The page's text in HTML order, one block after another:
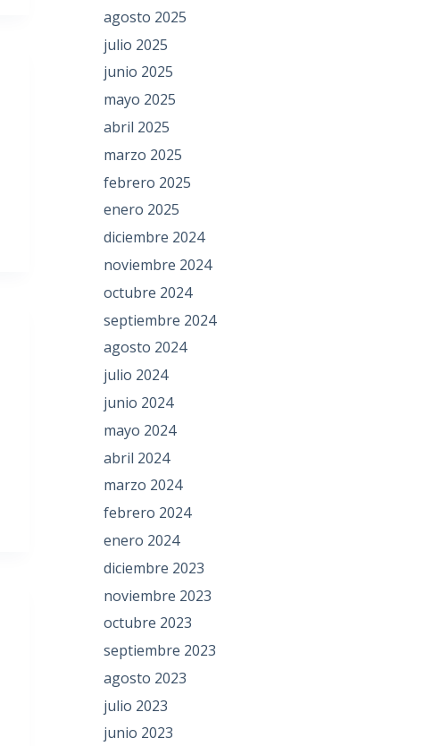
agosto 2025
julio 2025
junio 2025
mayo 2025
abril 2025
marzo 2025
febrero 2025
enero 2025
diciembre 2024
noviembre 2024
octubre 2024
septiembre 2024
agosto 2024
julio 2024
junio 2024
mayo 2024
abril 2024
marzo 2024
febrero 2024
enero 2024
diciembre 2023
noviembre 2023
octubre 2023
septiembre 2023
agosto 2023
julio 2023
junio 2023